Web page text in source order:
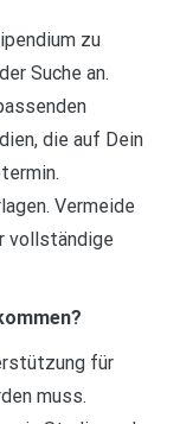
zu
Suche an.
die auf Dein
Vermeide
vollständige
für
muss.